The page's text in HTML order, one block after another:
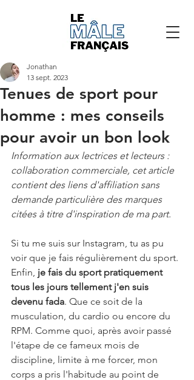
Tenues de sport pour
homme : mes conseils
pour avoir un bon look
Jonathan
13 sept. 2023
Information aux lectrices et lecteurs :
collaboration commerciale, cet article
contient des liens d'affiliation sans
demande particulière des marques
citées à titre d'inspiration de ma part.
Si tu me suis sur Instagram, tu as pu
voir que je fais régulièrement du sport.
Enfin, je fais du sport pratiquement
tous les jours tellement j'en suis
devenu fada. Que ce soit de la
musculation, du cardio ou encore du
RPM. Comme quoi, après avoir passé
l'étape de ce fameux mois de
discipline, limite à me forcer, mon
corps a pris l'habitude au point de